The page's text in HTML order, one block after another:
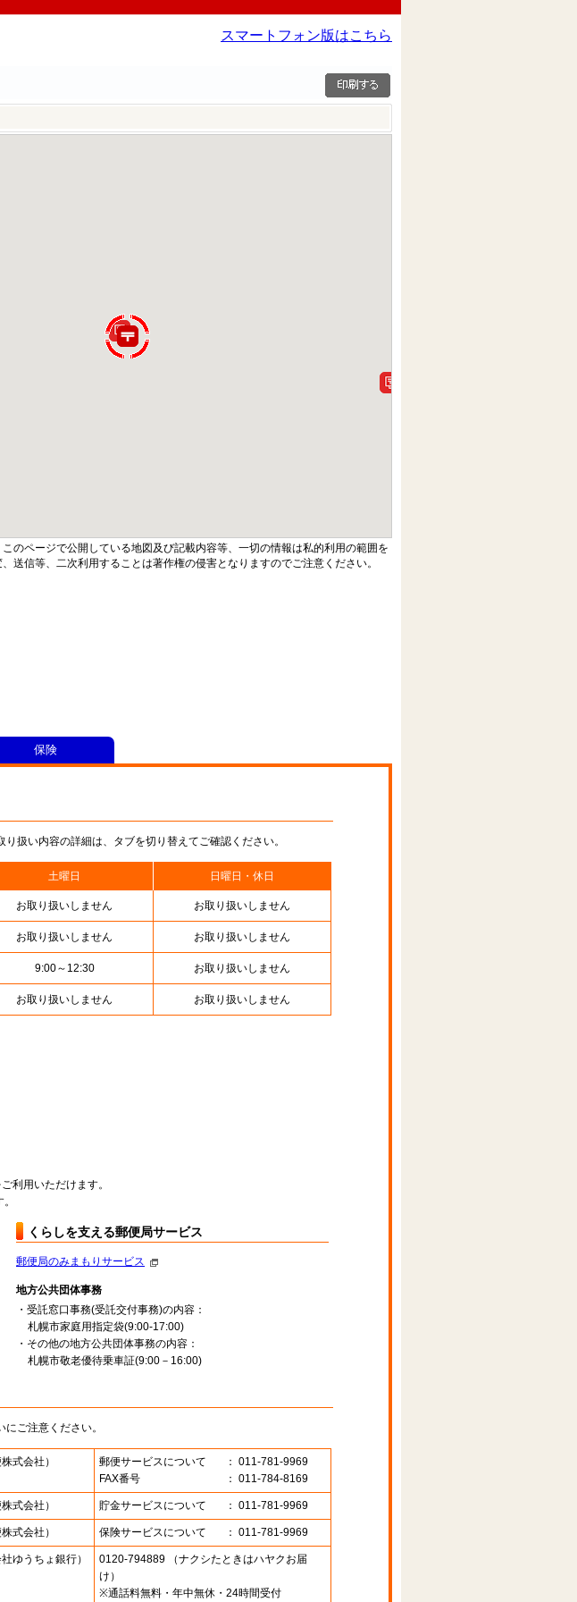
スマートフォン版はこちら
このページで公開している地図及び記載内容等、一切の情報は私的利用の範囲を
送信等、二次利用することは著作権の侵害となりますのでご注意ください。
扱い内容の詳細は、タブを切り替えてご確認ください。
土曜日 日曜日・休日
お取り扱いしません お取り扱いしません
お取り扱いしません お取り扱いしません
9:00～12:30 お取り扱いしません
お取り扱いしません お取り扱いしません
利用いただけます。
くらしを支える郵便局サービス
郵便局のみまもりサービス
地方公共団体事務
・受託窓口事務(受託交付事務)の内容：
札幌市家庭用指定袋(9:00-17:00)
・その他の地方公共団体事務の内容：
札幌市敬老優待乗車証(9:00－16:00)
ご注意ください。
式会社） 郵便サービスについて
： 011-781-9969
FAX番号
： 011-784-8169
式会社） 貯金サービスについて ： 011-781-9969
式会社） 保険サービスについて ： 011-781-9969
社ゆうちょ銀行）
0120-794889 （ナクシたときはハヤクお届
け）
※通話料無料・年中無休・24時間受付
保険